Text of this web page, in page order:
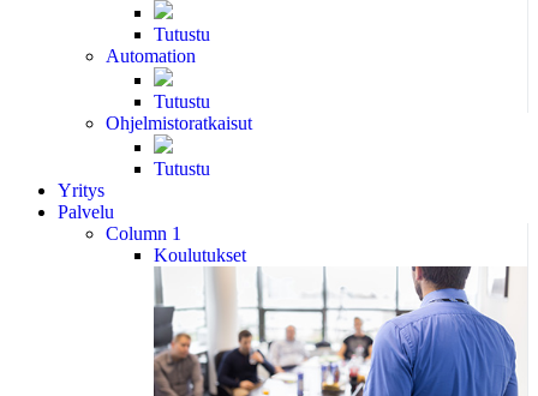
Tutustu
Automation
Tutustu
Ohjelmistoratkaisut
Tutustu
Yritys
Palvelu
Column 1
Koulutukset